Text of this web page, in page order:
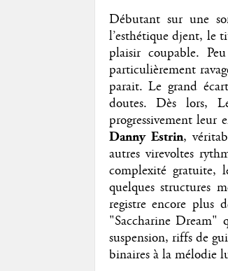
Débutant sur une
l’esthétique djent, le
plaisir coupable.
particulièrement
parait. Le grand
doutes. Dès lors,
progressivement leur
Danny Estrin,
autres virevoltes
complexité gratuite,
quelques structures
registre encore plus
"Saccharine Dream"
suspension, riffs de
binaires à la mélodie